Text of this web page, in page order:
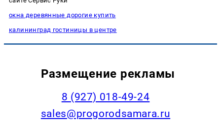
окна деревянные дорогие купить
калининград гостиницы в центре
Размещение рекламы
8 (927) 018-49-24
sales@progorodsamara.ru